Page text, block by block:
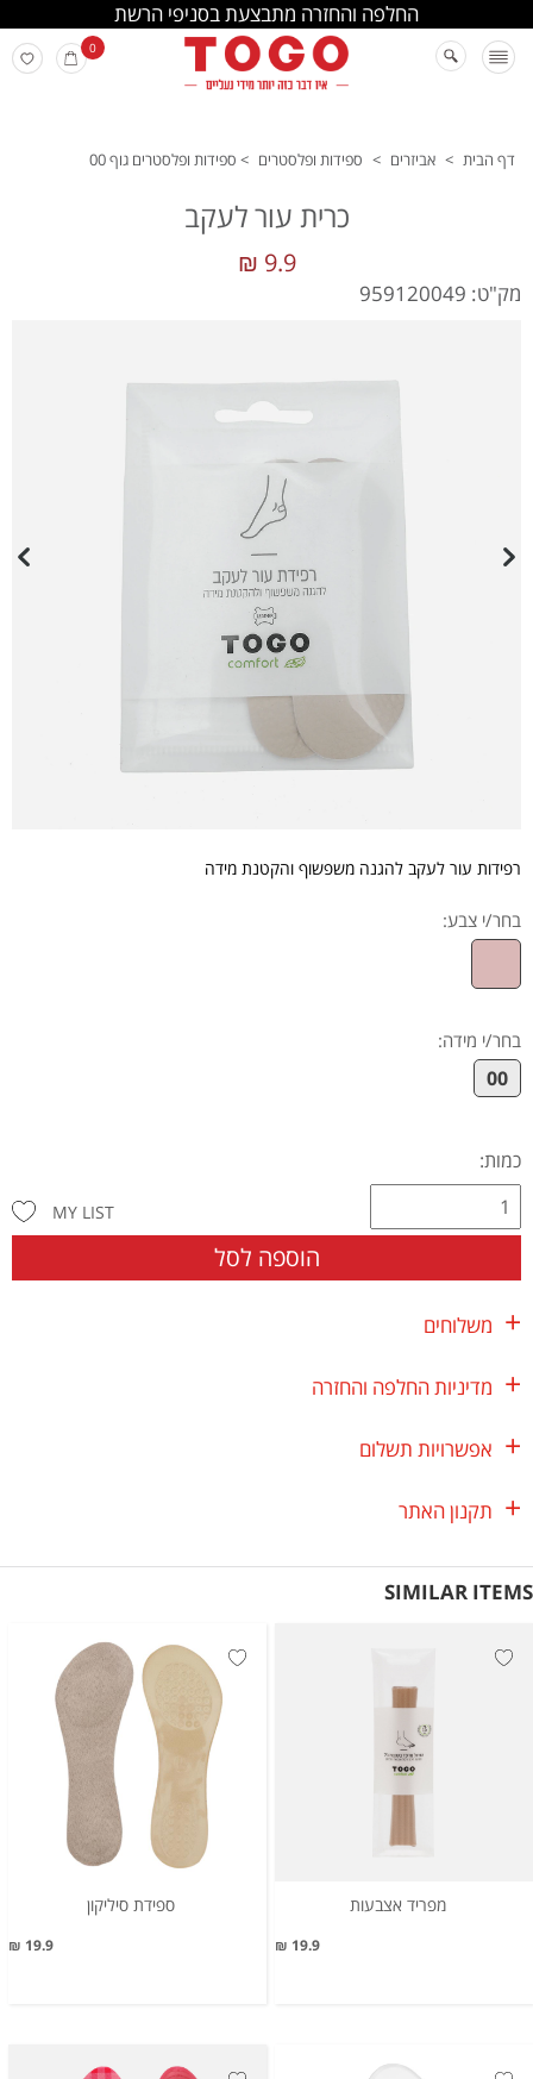
החלפה והחזרה מתבצעת בסניפי הרשת
0
דף הבית > אביזרים > ספידות ופלסטרים > ספידות ופלסטרים גוף 00
כרית עור לעקב
9.9 ₪
מק"ט: 959120049
רפידות עור לעקב להגנה משפשוף והקטנת מידה
בחר/י צבע:
בחר/י מידה:
00
כמות:
הוספה לסל
MY LIST
משלוחים
מדיניות החלפה והחזרה
אפשרויות תשלום
תקנון האתר
SIMILAR ITEMS
מפריד אצבעות
19.9 ₪
ספידת סיליקון
19.9 ₪